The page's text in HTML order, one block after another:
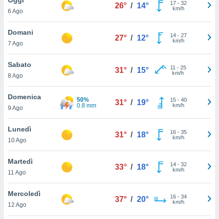
è
al sito
di
ci
di
il
un
la
nella
6 Ago
26° / 14° 17- 32
km/h
Domani
7 Ago
27° / 12° 14- 27
km/h
Sabato
8 Ago
31° / 15° 11 - 25
km/h
Domenica
9 Ago
50%
0.8 mm
31° / 19° 15- 40
km/h
Lunedì
10 Ago
31° / 18° 16- 35
km/h
Martedì
11 Ago
33° / 18° 14- 32
km/h
Mercoledì
12 Ago
37° / 20° 16- 34
km/h